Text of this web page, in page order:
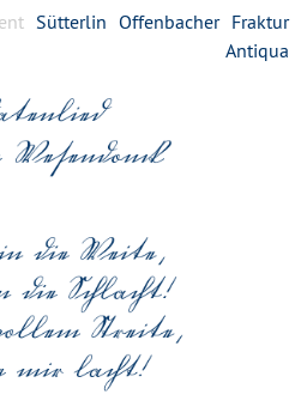
Sütterlin Offenbacher Fraktur
Antiqua